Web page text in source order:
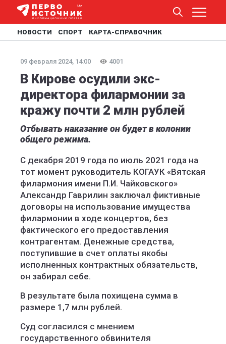
НОВОСТИ СПОРТ КАРТА-СПРАВОЧНИК
09 февраля 2024, 14:00 4001
В Кирове осудили экс-
директора филармонии за
кражу почти 2 млн рублей
Отбывать наказание он будет в колонии
общего режима.
С декабря 2019 года по июль 2021 года на
тот момент руководитель КОГАУК «Вятская
филармония имени П.И. Чайковского»
Александр Гаврилин заключал фиктивные
договоры на использование имущества
филармонии в ходе концертов, без
фактического его предоставления
контрагентам. Денежные средства,
поступившие в счет оплаты якобы
исполненных контрактных обязательств,
он забирал себе.
В результате была похищена сумма в
размере 1,7 млн рублей.
Суд согласился с мнением
государственного обвинителя